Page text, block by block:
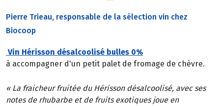
Pierre Trieau, responsable de la sélection vin chez
Biocoop
Vin Hérisson désalcoolisé bulles 0%
à accompagner d'un petit palet de fromage de chèvre.
« La fraicheur fruitée du Hérisson désalcoolisé, avec ses
notes de rhubarbe et de fruits exotiques joue en